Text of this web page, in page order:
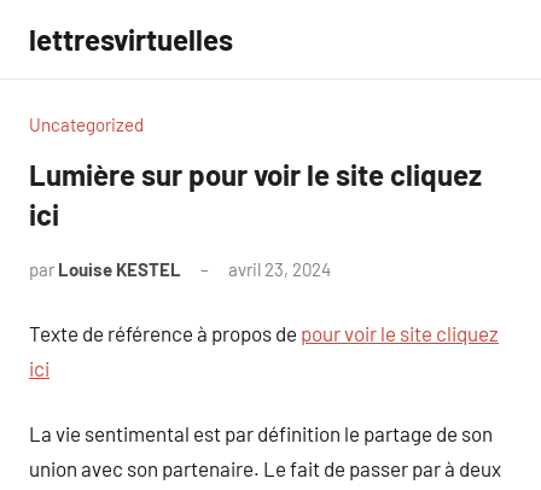
contenu
lettresvirtuelles
Uncategorized
Lumière sur pour voir le site cliquez
ici
par Louise KESTEL avril 23, 2024
Texte de référence à propos de pour voir le site cliquez
ici
La vie sentimental est par définition le partage de son
union avec son partenaire. Le fait de passer par à deux